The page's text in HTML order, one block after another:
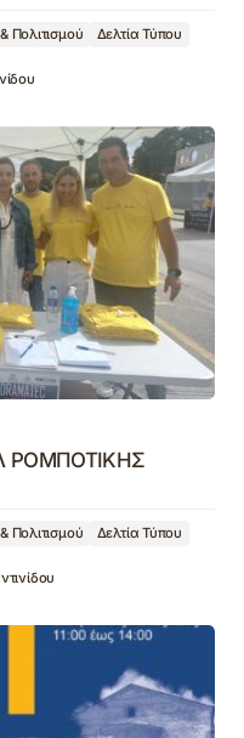
Πολιτισμού
Δελτία Τύπου
ΡΟΜΠΟΤΙΚΗΣ
Πολιτισμού
Δελτία Τύπου